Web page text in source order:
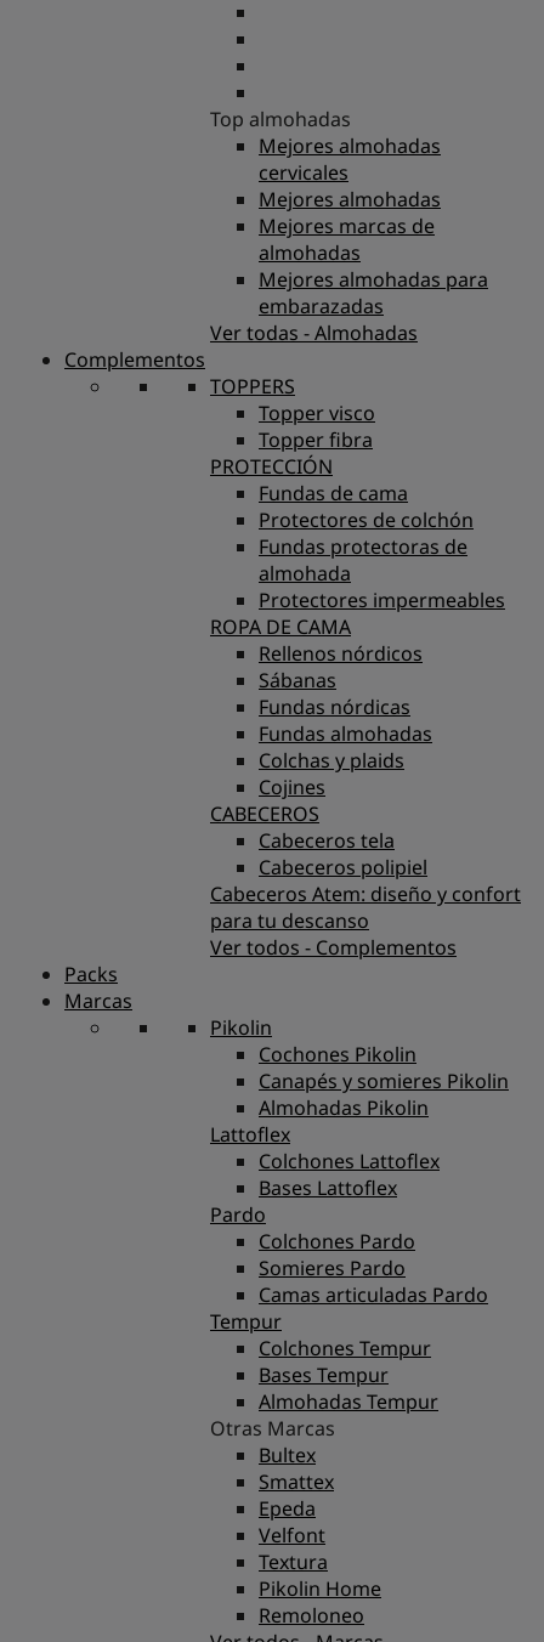
Top almohadas
Mejores almohadas
cervicales
Mejores almohadas
Mejores marcas de
almohadas
Mejores almohadas para
embarazadas
Ver todas - Almohadas
Complementos
TOPPERS
Topper visco
Topper fibra
PROTECCIÓN
Fundas de cama
Protectores de colchón
Fundas protectoras de
almohada
Protectores impermeables
ROPA DE CAMA
Rellenos nórdicos
Sábanas
Fundas nórdicas
Fundas almohadas
Colchas y plaids
Cojines
CABECEROS
Cabeceros tela
Cabeceros polipiel
Cabeceros Atem: diseño y confort
para tu descanso
Ver todos - Complementos
Packs
Marcas
Pikolin
Cochones Pikolin
Canapés y somieres Pikolin
Almohadas Pikolin
Lattoflex
Colchones Lattoflex
Bases Lattoflex
Pardo
Colchones Pardo
Somieres Pardo
Camas articuladas Pardo
Tempur
Colchones Tempur
Bases Tempur
Almohadas Tempur
Otras Marcas
Bultex
Smattex
Epeda
Velfont
Textura
Pikolin Home
Remoloneo